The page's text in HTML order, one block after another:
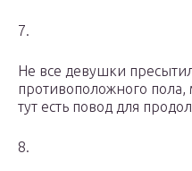
7.
Не все девушки
противоположного пола,
тут есть повод для
8.